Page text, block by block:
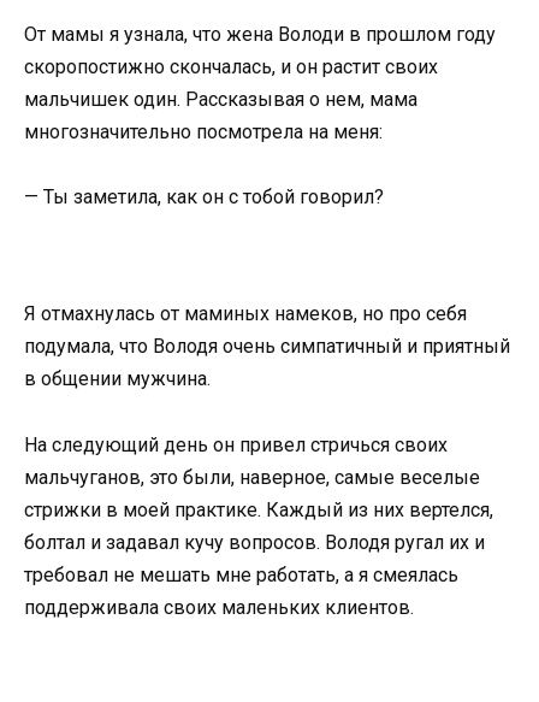
От мамы я узнала, что жена Володи в прошлом году
скоропостижно скончалась, и он растит своих
мальчишек один. Рассказывая о нем, мама
многозначительно посмотрела на меня:
— Ты заметила, как он с тобой говорил?
Я отмахнулась от маминых намеков, но про себя
подумала, что Володя очень симпатичный и приятный
в общении мужчина.
На следующий день он привел стричься своих
мальчуганов, это были, наверное, самые веселые
стрижки в моей практике. Каждый из них вертелся,
болтал и задавал кучу вопросов. Володя ругал их и
требовал не мешать мне работать, а я смеялась
поддерживала своих маленьких клиентов.